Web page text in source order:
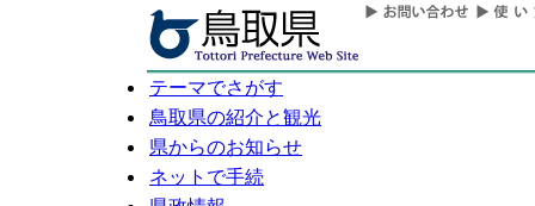
テーマでさがす
鳥取県の紹介と観光
県からのお知らせ
ネットで手続